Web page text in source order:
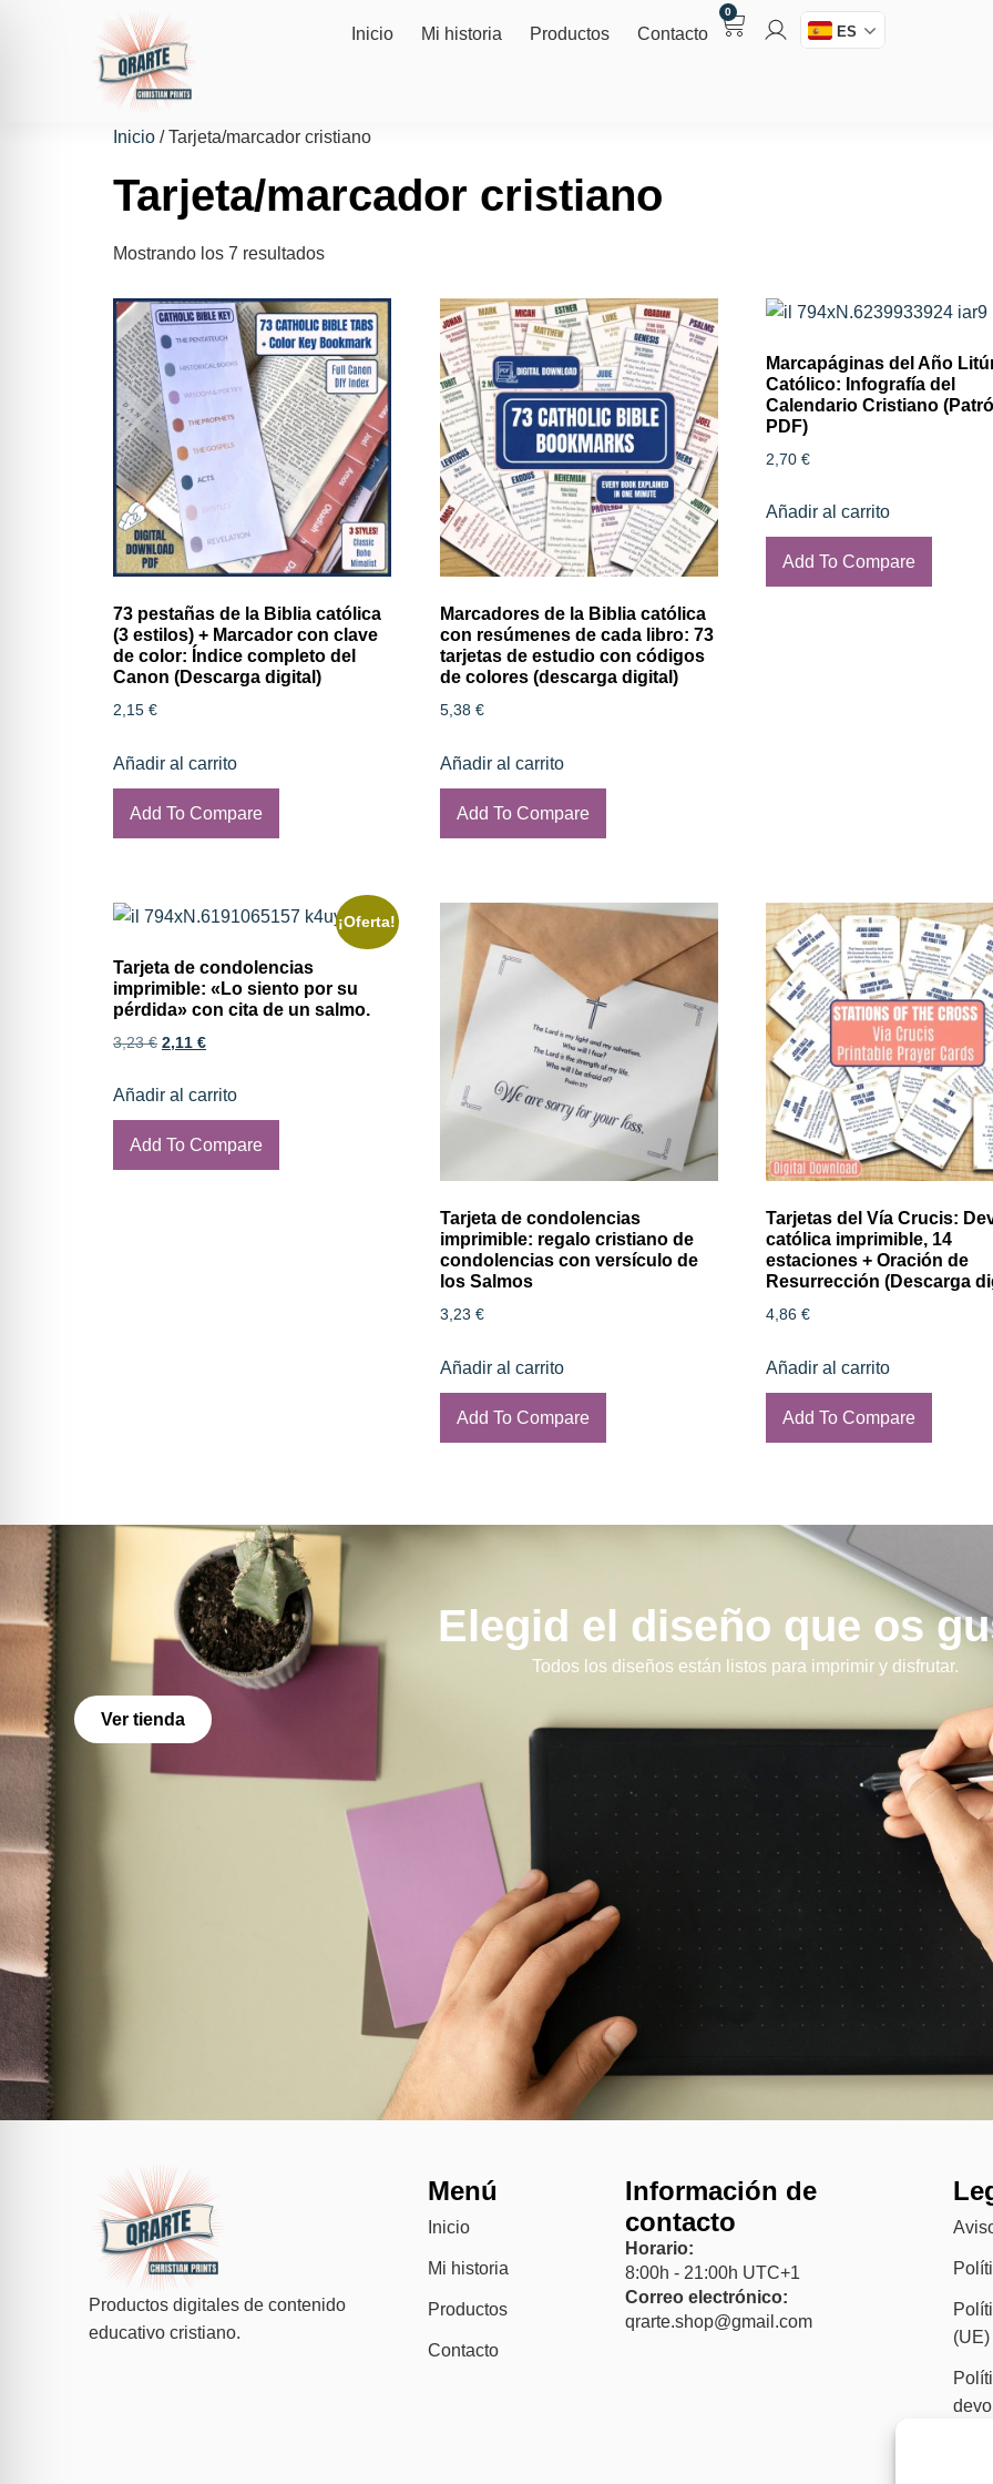
Inicio Mi historia Productos Contacto
0
ES
Inicio / Tarjeta/marcador cristiano
Tarjeta/marcador cristiano
Mostrando los 7 resultados
73 pestañas de la Biblia católica
(3 estilos) + Marcador con clave
de color: Índice completo del
Canon (Descarga digital)
2,15 €
Añadir al carrito
Add To Compare
Marcadores de la Biblia católica
con resúmenes de cada libro: 73
tarjetas de estudio con códigos
de colores (descarga digital)
5,38 €
Añadir al carrito
Add To Compare
Marcapáginas del Año
Católico: Infografía del
Calendario Cristiano
PDF)
2,70€
Añadir al carrito
Add To Compare
¡Oferta!
Tarjeta de condolencias
imprimible: «Lo siento por su
pérdida» con cita de un salmo.
3,23€ 2,11 €
Añadir al carrito
Add To Compare
Tarjeta de condolencias
imprimible: regalo cristiano de
condolencias con versículo de
los Salmos
3,23 €
Añadir al carrito
Add To Compare
Tarjetas del Vía Crucis:
católica imprimible, 14
estaciones + Oración de
Resurrección (Descarga
4,86€
Añadir al carrito
Add To Compare
Elegid el diseño que os
Todos los diseños están listos para imprimir y disfrutar.
Ver tienda
Productos digitales de contenido
educativo cristiano.
Menú
Inicio
Mi historia
Productos
Contacto
Información de
contacto
Horario:
8:00h - 21:00h UTC+1
Correo electrónico:
qrarte.shop@gmail.com
(UE)